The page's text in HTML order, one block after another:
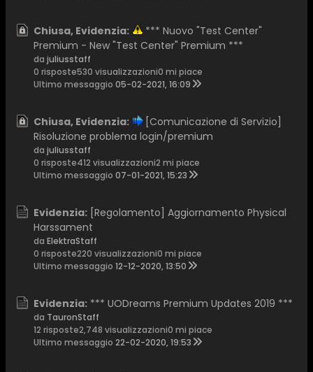
Chiusa, Evidenzia:
*** Nuovo "Test Center"
Premium - New "Test Center" Premium ***
da juliusstaff
0 risposte530 visualizzazioni0 mi piace
Ultimo messaggio 05-02-2021, 16:09
Chiusa, Evidenzia:
[Comunicazione di Servizio]
Risoluzione problema login/premium
da juliusstaff
0 risposte412 visualizzazioni2 mi piace
Ultimo messaggio 07-01-2021, 15:23
Evidenzia: [Regolamento] Aggiornamento Physical
Harssament
da ElektraStaff
0 risposte220 visualizzazioni0 mi piace
Ultimo messaggio 12-12-2020, 13:50
Evidenzia: *** UODreams Premium Updates 2019 ***
da TauronStaff
12 risposte2,748 visualizzazioni0 mi piace
Ultimo messaggio 22-02-2020, 19:53